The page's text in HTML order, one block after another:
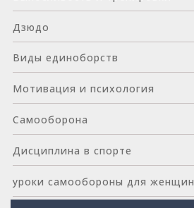
Дзюдо
Виды единоборств
Мотивация и психология
Самооборона
Дисциплина в спорте
уроки самообороны для женщин